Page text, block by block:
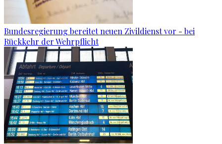
Bundesregierung bereitet neuen Zivildienst vor - bei
Rückkehr der Wehrpflicht